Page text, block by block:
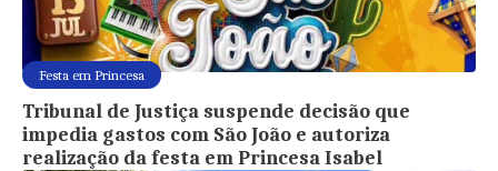
Festa em Princesa
Tribunal de Justiça suspende decisão que
impedia gastos com São João e autoriza
realização da festa em Princesa Isabel